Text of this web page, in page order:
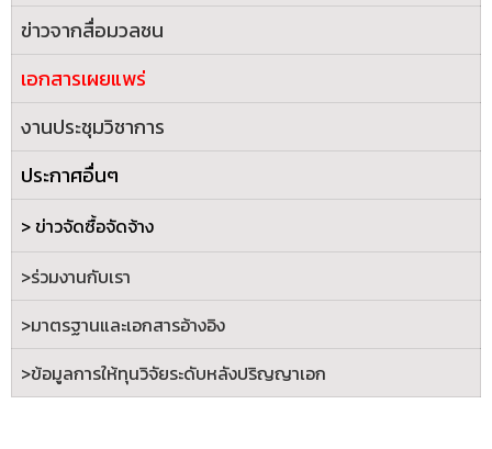
ข่าวจากสื่อมวลชน
เอกสารเผยแพร่
งานประชุมวิชาการ
ประกาศอื่นๆ
> ข่าวจัดซื้อจัดจ้าง
>ร่วมงานกับเรา
>มาตรฐานและเอกสารอ้างอิง
>ข้อมูลการให้ทุนวิจัยระดับหลังปริญญาเอก